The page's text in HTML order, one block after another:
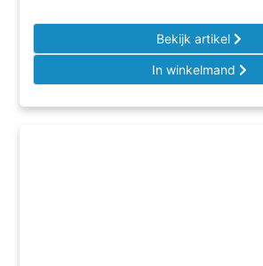
Bekijk artikel
In winkelmand